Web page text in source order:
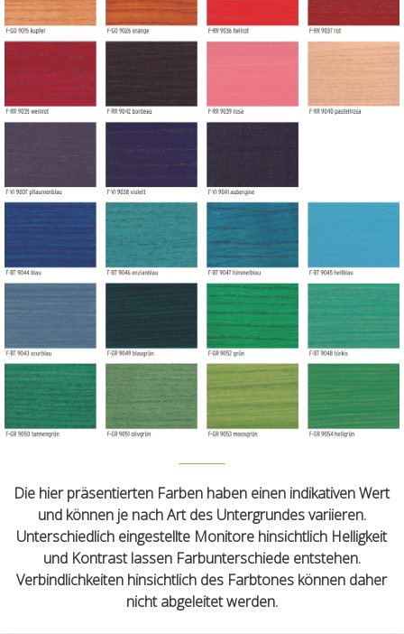
Die hier präsentierten Farben haben einen indikativen Wert
und können je nach Art des Untergrundes variieren.
Unterschiedlich eingestellte Monitore hinsichtlich Helligkeit
und Kontrast lassen Farbunterschiede entstehen.
Verbindlichkeiten hinsichtlich des Farbtones können daher
nicht abgeleitet werden.